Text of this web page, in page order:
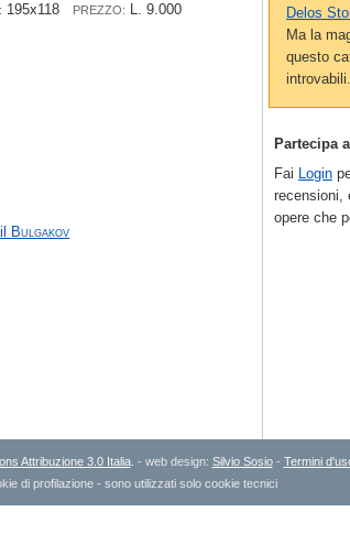
195x118 PREZZO: L. 9.000
Bulgakov
Delos
Ma la
questo
introvabili.
Partecipa
Fai Login
recensioni,
opere che
Attribuzione 3.0 Italia. - web design: Silvio Sosio- Termini
di profilazione - sono utilizzati solo cookie tecnici